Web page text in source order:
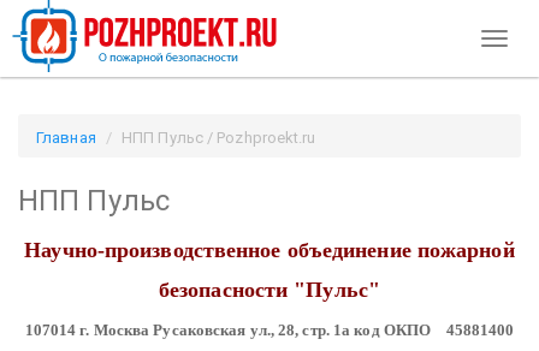
Главная НПП Пульс / Pozhproekt.ru
НПП Пульс
Научно-производственное объединениепожарной
безопасности "Пульс"
107014 г. Москва Русаковская ул., 28, стр. 1а код ОКПО 45881400